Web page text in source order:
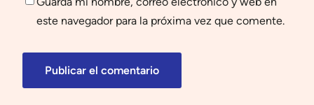
este navegador para la próxima vez que comente.